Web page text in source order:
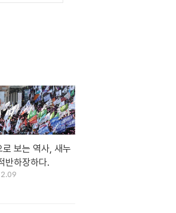
로 보는 역사, 새누
반하장하다.